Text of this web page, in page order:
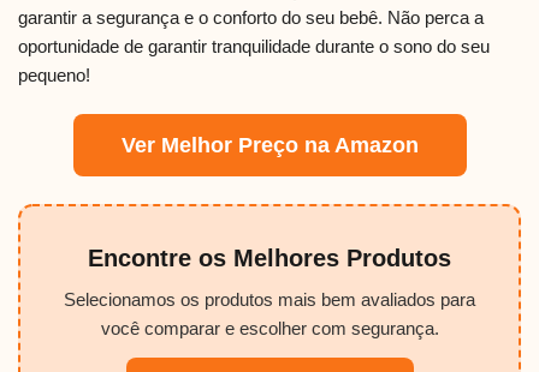
garantir a segurança e o conforto do seu bebê. Não perca a
oportunidade de garantir tranquilidade durante o sono do seu
pequeno!
Ver Melhor Preço na Amazon
Encontre os Melhores Produtos
Selecionamos os produtos mais bem avaliados para
você comparar e escolher com segurança.